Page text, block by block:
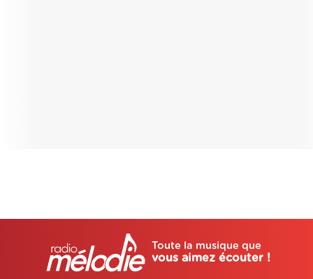
Toute la musique que
vous aimez écouter !